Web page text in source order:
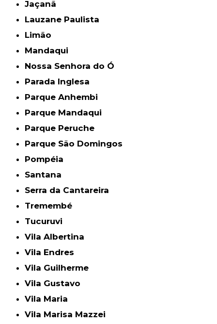
Jaçanã
Lauzane Paulista
Limão
Mandaqui
Nossa Senhora do Ó
Parada Inglesa
Parque Anhembi
Parque Mandaqui
Parque Peruche
Parque São Domingos
Pompéia
Santana
Serra da Cantareira
Tremembé
Tucuruvi
Vila Albertina
Vila Endres
Vila Guilherme
Vila Gustavo
Vila Maria
Vila Marisa Mazzei